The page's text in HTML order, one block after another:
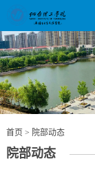
首页 > 院部动态
院部动态